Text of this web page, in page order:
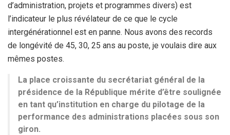
d’administration, projets et programmes divers) est
l’indicateur le plus révélateur de ce que le cycle
intergénérationnel est en panne. Nous avons des records
de longévité de 45, 30, 25 ans au poste, je voulais dire aux
mêmes postes.
La place croissante du secrétariat général de la
présidence de la République mérite d’être soulignée
en tant qu’institution en charge du pilotage de la
performance des administrations placées sous son
giron.